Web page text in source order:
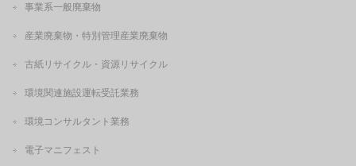
事業系一般廃棄物
産業廃棄物・特別管理産業廃棄物
古紙リサイクル・資源リサイクル
環境関連施設運転受託業務
環境コンサルタント業務
電子マニフェスト